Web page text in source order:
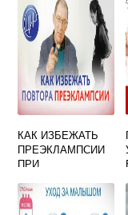
КАК ИЗБЕЖАТЬ
ПРЕЭКЛАМПСИИ
ПРИ